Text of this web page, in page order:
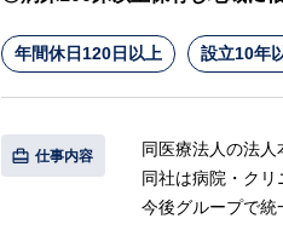
・業績拡大を続け
・社員を支える管
・将来的にはリー
○働きやすい就業
・転勤なしで地
・福利厚生が充
年間休日120日以上 設立10年
仕事内容
同医療法人の法人
同社は病院・クリ
今後グループで統